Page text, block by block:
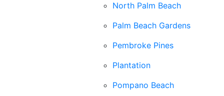
North Palm Beach
Palm Beach Gardens
Pembroke Pines
Plantation
Pompano Beach